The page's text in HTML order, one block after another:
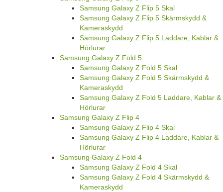
Samsung Galaxy Z Flip 5 Skal
Samsung Galaxy Z Flip 5 Skärmskydd &
Kameraskydd
Samsung Galaxy Z Flip 5 Laddare, Kablar &
Hörlurar
Samsung Galaxy Z Fold 5
Samsung Galaxy Z Fold 5 Skal
Samsung Galaxy Z Fold 5 Skärmskydd &
Kameraskydd
Samsung Galaxy Z Fold 5 Laddare, Kablar &
Hörlurar
Samsung Galaxy Z Flip 4
Samsung Galaxy Z Flip 4 Skal
Samsung Galaxy Z Flip 4 Laddare, Kablar &
Hörlurar
Samsung Galaxy Z Fold 4
Samsung Galaxy Z Fold 4 Skal
Samsung Galaxy Z Fold 4 Skärmskydd &
Kameraskydd